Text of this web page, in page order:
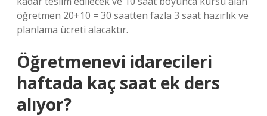
öğretmen 20+10 = 30 saatten fazla 3 saat hazırlık ve
planlama ücreti alacaktır.
Öğretmenevi idarecileri
haftada kaç saat ek ders
alıyor?